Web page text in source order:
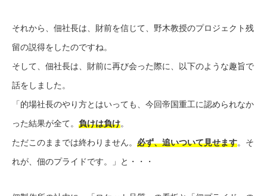
それから、佃社長は、財前を信じて、野木教授のプロジェクト残
留の説得をしたのですね。
そして、佃社長は、財前に再び会った際に、以下のような趣旨で
話をしました。
「的場社長のやり方とはいっても、今回帝国重工に認められなか
った結果が全て。 負けは負け。
ただこのままでは終わりません。 必ず、追いついて見せます。そ
れが、佃のプライドです。」と・・・